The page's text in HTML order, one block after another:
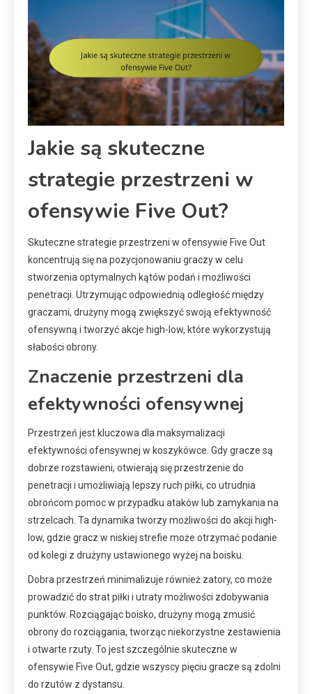
Jakie są skuteczne
strategie przestrzeni w
ofensywie Five Out?
Skuteczne strategie przestrzeni w ofensywie Five Out
koncentrują się na pozycjonowaniu graczy w celu
stworzenia optymalnych kątów podań i możliwości
penetracji. Utrzymując odpowiednią odległość między
graczami, drużyny mogą zwiększyć swoją efektywność
ofensywną i tworzyć akcje high-low, które wykorzystują
słabości obrony.
Znaczenie przestrzeni dla
efektywności ofensywnej
Przestrzeń jest kluczowa dla maksymalizacji
efektywności ofensywnej w koszykówce. Gdy gracze są
dobrze rozstawieni, otwierają się przestrzenie do
penetracji i umożliwiają lepszy ruch piłki, co utrudnia
obrońcom pomoc w przypadku ataków lub zamykania na
strzelcach. Ta dynamika tworzy możliwości do akcji high-
low, gdzie gracz w niskiej strefie może otrzymać podanie
od kolegi z drużyny ustawionego wyżej na boisku.
Dobra przestrzeń minimalizuje również zatory, co może
prowadzić do strat piłki i utraty możliwości zdobywania
punktów. Rozciągając boisko, drużyny mogą zmusić
obrony do rozciągania, tworząc niekorzystne zestawienia
i otwarte rzuty. To jest szczególnie skuteczne w
ofensywie Five Out, gdzie wszyscy pięciu gracze są zdolni
do rzutów z dystansu.